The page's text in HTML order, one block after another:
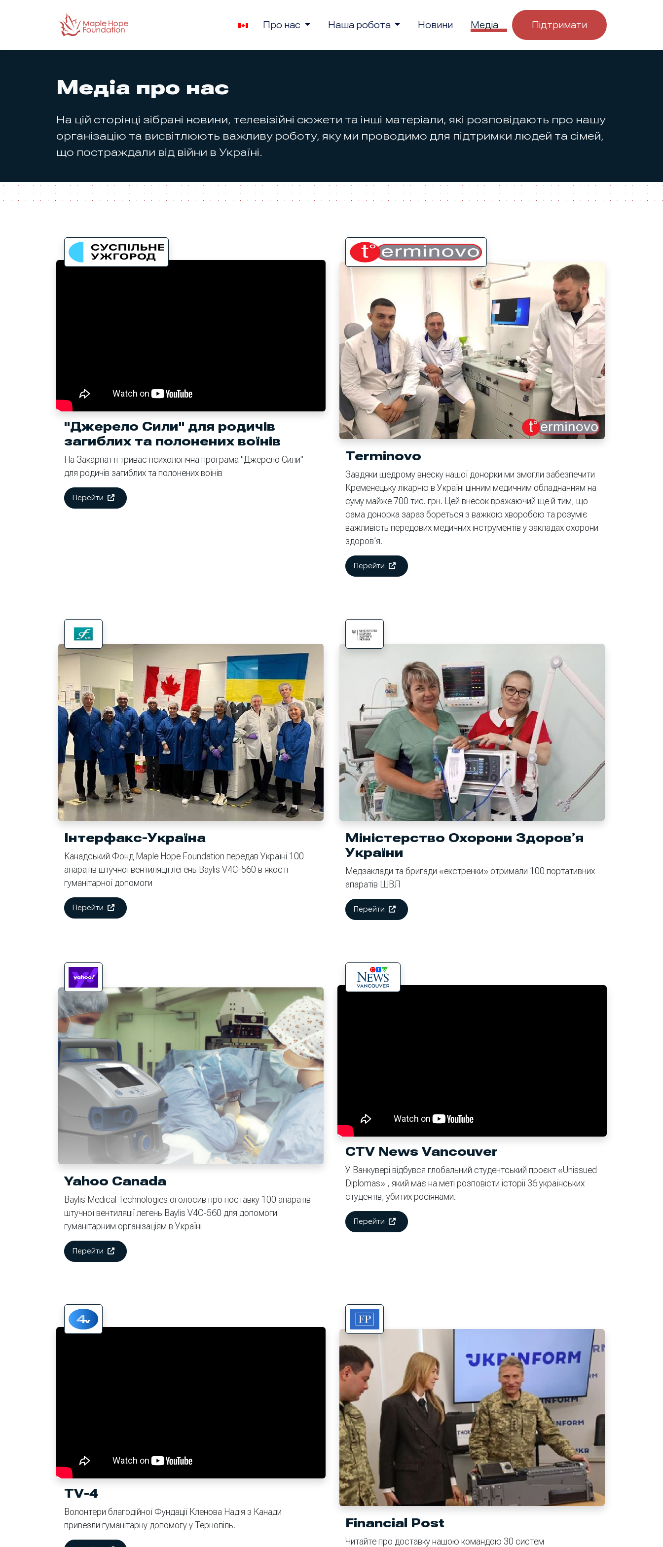
Про нас Наша робота Новини Медіа Підтримати
Медіа про нас
На цій сторінці зібрані новини, телевізійні сюжети та інші матеріали, які розповідають про нашу
організацію та висвітлюють важливу роботу, яку ми проводимо для підтримки людей та сімей,
що постраждали від війни в Україні.
"Джерело Сили" для родичів
загиблих та полонених воїнів
На Закарпатті триває психологічна програма "Джерело Сили"
для родичів загиблих та полонених воїнів
Перейти
Terminovo
Завдяки щедрому внеску нашої донорки ми змогли забезпечити
Кременецьку лікарню в Україні цінним медичним обладнанням на
суму майже 700 тис. грн. Цей внесок вражаючий ще й тим, що
сама донорка зараз бореться з важкою хворобою та розуміє
важливість передових медичних інструментів у закладах охорони
здоров’я.
Перейти
Інтерфакс-Україна
Канадський Фонд Maple Hope Foundation передав Україні 100
апаратів штучної вентиляції легень Baylis V4C-560 в якості
гуманітарної допомоги
Перейти
Міністерство Охорони Здоровʼя
України
Медзаклади та бригади «екстренки» отримали 100 портативних
апаратів ШВЛ
Перейти
Yahoo Canada
Baylis Medical Technologies оголосив про поставку 100 апаратів
штучної вентиляції легень Baylis V4C-560 для допомоги
гуманітарним організаціям в Україні
Перейти
CTV News Vancouver
У Ванкувері відбувся глобальний студентський проєкт «Unissued
Diplomas» , який має на меті розповісти історії 36 українських
студентів, убитих росіянами.
Перейти
TV-4
Волонтери благодійної Фундації Кленова Надія з Канади
привезли гуманітарну допомогу у Тернопіль.
Financial Post
Читайте про доставку нашою командою 30 систем